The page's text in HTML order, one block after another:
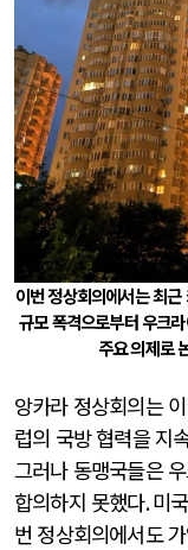
이번 정상회의에서는 최
규모 폭격으로부터 우크
주요 의제로
앙카라 정상회의는
럽의 국방 협력을 지
그러나 동맹국들은
합의하지 못했다.미
번 정상회의에서도